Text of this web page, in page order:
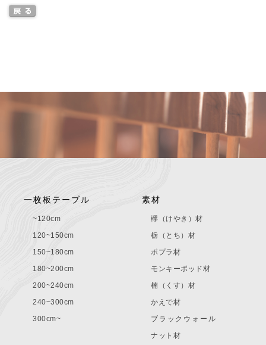
一枚板テーブル
~120cm
120~150cm
150~180cm
180~200cm
200~240cm
240~300cm
300cm~
素材
欅（けやき）材
栃（とち）材
ポプラ材
モンキーポッド材
楠（くす）材
かえで材
ブラックウォール
ナット材